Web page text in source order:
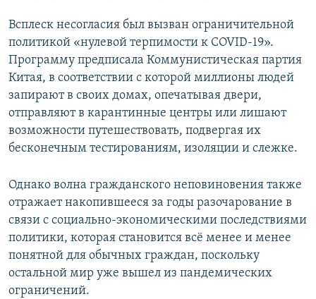
Всплеск несогласия был вызван ограничительной
политикой «нулевой терпимости к COVID-19».
Программу предписала Коммунистическая партия
Китая, в соответствии с которой миллионы людей
запирают в своих домах, опечатывая двери,
отправляют в карантинные центры или лишают
возможности путешествовать, подвергая их
бесконечным тестированиям, изоляции и слежке.
Однако волна гражданского неповиновения также
отражает накопившееся за годы разочарование в
связи с социально-экономическими последствиями
политики, которая становится всё менее и менее
понятной для обычных граждан, поскольку
остальной мир уже вышел из пандемических
ограничений.